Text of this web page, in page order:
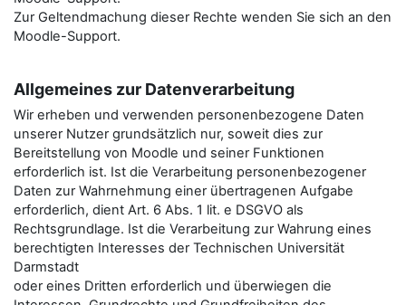
Zur Geltendmachung dieser Rechte wenden Sie sich an den
Moodle-Support.
Allgemeines zur Datenverarbeitung
Wir erheben und verwenden personenbezogene Daten
unserer Nutzer grundsätzlich nur, soweit dies zur
Bereitstellung von Moodle und seiner Funktionen
erforderlich ist. Ist die Verarbeitung personenbezogener
Daten zur Wahrnehmung einer übertragenen Aufgabe
erforderlich, dient Art. 6 Abs. 1 lit. e DSGVO als
Rechtsgrundlage. Ist die Verarbeitung zur Wahrung eines
berechtigten Interesses der Technischen Universität
Darmstadt
oder eines Dritten erforderlich und überwiegen die